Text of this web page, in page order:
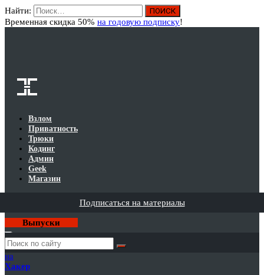
Найти:
Временная скидка 50% на годовую подписку!
Взлом
Приватность
Трюки
Кодинг
Админ
Geek
Магазин
Подписаться на материалы
Выпуски
Годовая
подписка
на
Хакер